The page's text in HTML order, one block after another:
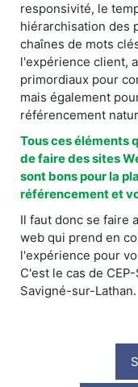
responsivité, le
hiérarchisation des
chaînes de mots
l'expérience client,
primordiaux pour
mais également
référencement
Tous ces éléments
de faire des sites
sont bons pour la
référencement et
Il faut donc se faire
web qui prend en
l'expérience pour
C'est le cas de
Savigné-sur-Lathan.